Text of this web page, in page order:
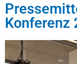
Konferenz